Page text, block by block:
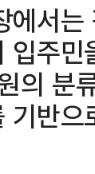
에서
입주
의 분
기반